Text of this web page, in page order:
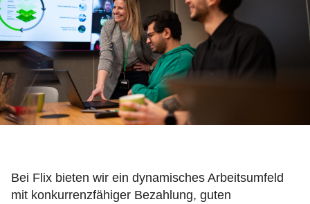
Bei Flix bieten wir ein dynamisches Arbeitsumfeld
mit konkurrenzfähiger Bezahlung, guten